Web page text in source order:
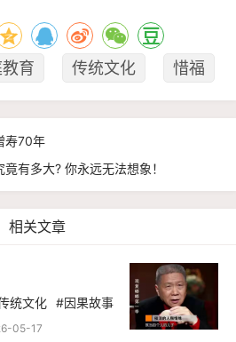
育 传统文化 惜福
寿70年
有多大? 你永远无法想象！
相关文章
统文化 #因果故事
05-17